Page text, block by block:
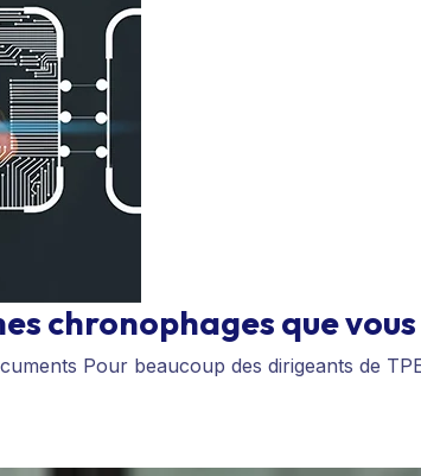
chronophages que
Pour beaucoup des dirigeants de